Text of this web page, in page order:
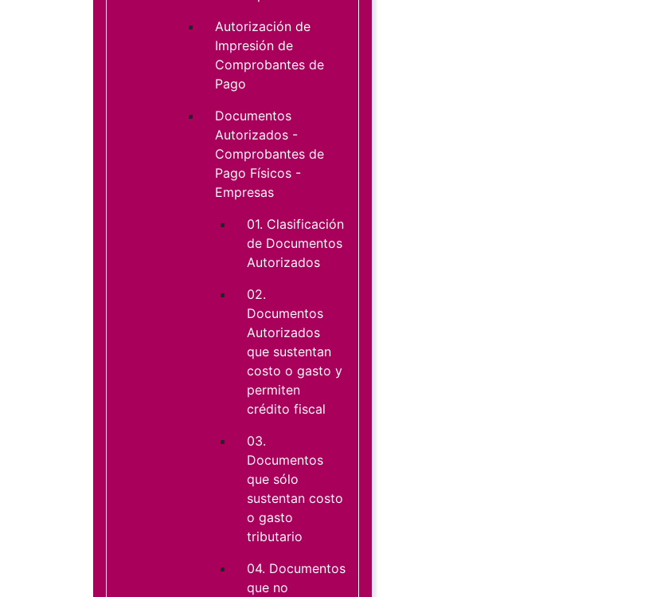
Autorización de
Impresión de
Comprobantes de
Pago
Documentos
Autorizados -
Comprobantes de
Pago Físicos -
Empresas
01. Clasificación
de Documentos
Autorizados
02.
Documentos
Autorizados
que sustentan
costo o gasto y
permiten
crédito fiscal
03.
Documentos
que sólo
sustentan costo
o gasto
tributario
04. Documentos
que no